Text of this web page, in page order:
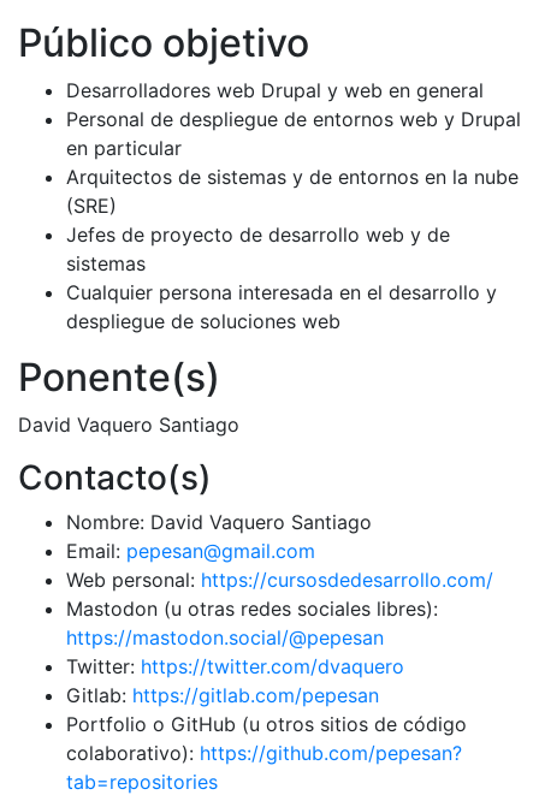
Público objetivo
Desarrolladores web Drupal y web en general
Personal de despliegue de entornos web y Drupal
en particular
Arquitectos de sistemas y de entornos en la nube
(SRE)
Jefes de proyecto de desarrollo web y de
sistemas
Cualquier persona interesada en el desarrollo y
despliegue de soluciones web
Ponente(s)
David Vaquero Santiago
Contacto(s)
Nombre: David Vaquero Santiago
Email: pepesan@gmail.com
Web personal: https://cursosdedesarrollo.com/
Mastodon (u otras redes sociales libres):
https://mastodon.social/@pepesan
Twitter: https://twitter.com/dvaquero
Gitlab: https://gitlab.com/pepesan
Portfolio o GitHub (u otros sitios de código
colaborativo): https://github.com/pepesan?
tab=repositories